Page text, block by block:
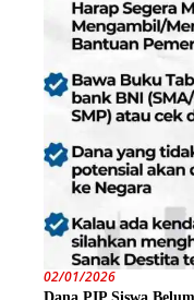
02/01/2026